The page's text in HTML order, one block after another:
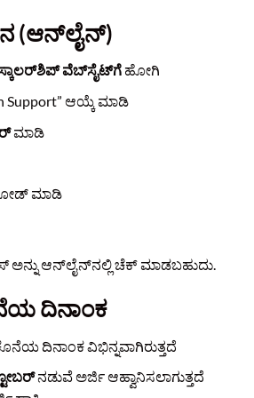
(ಆನ್‌ಲೈನ್)
ವೆಬ್‌ಸೈಟ್‌ಗೆಹೋಗಿ
Support” ಆಯ್ಕೆ ಮಾಡಿ
ಮಾಡಿ
ಮಾಡಿ
ಅನ್ನು ಆನ್‌ಲೈನ್‌ನಲ್ಲಿ ಚೆಕ್ ಮಾಡಬಹುದು.
ದಿನಾಂಕ
ದಿನಾಂಕ ವಿಭಿನ್ನವಾಗಿರುತ್ತದೆ
ನಡುವೆ ಅರ್ಜಿ ಆಹ್ವಾನಿಸಲಾಗುತ್ತದೆ